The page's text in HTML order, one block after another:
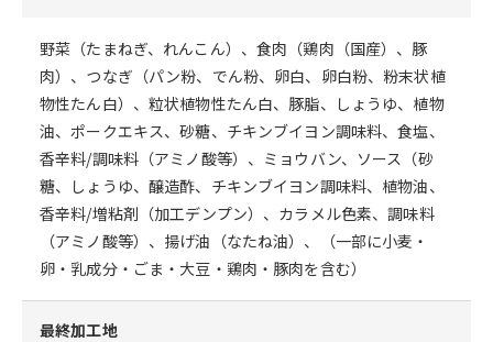
野菜（たまねぎ、れんこん）、食肉（鶏肉（国産）、豚
肉）、つなぎ（パン粉、でん粉、卵白、卵白粉、粉末状植
物性たん白）、粒状植物性たん白、豚脂、しょうゆ、植物
油、ポークエキス、砂糖、チキンブイヨン調味料、食塩、
香辛料/調味料（アミノ酸等）、ミョウバン、ソース（砂
糖、しょうゆ、醸造酢、チキンブイヨン調味料、植物油、
香辛料/増粘剤（加工デンプン）、カラメル色素、調味料
（アミノ酸等）、揚げ油（なたね油）、（一部に小麦・
卵・乳成分・ごま・大豆・鶏肉・豚肉を含む）
最終加工地